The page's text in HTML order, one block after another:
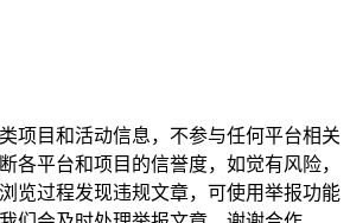
项目和活动信息，不参与任何平台相关
各平台和项目的信誉度，如觉有风险，
览过程发现违规文章，可使用举报功能